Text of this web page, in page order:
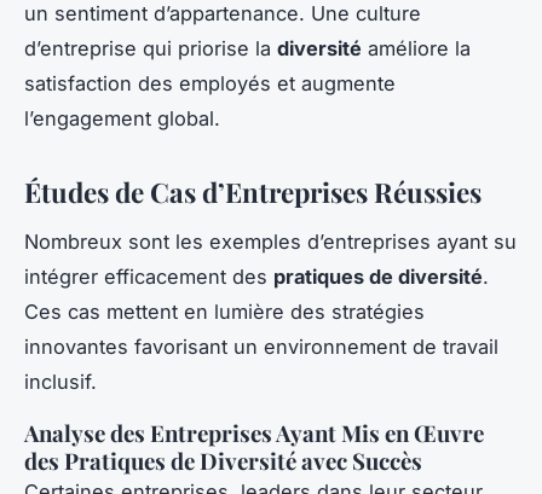
un sentiment d’appartenance. Une culture
d’entreprise qui priorise la diversité améliore la
satisfaction des employés et augmente
l’engagement global.
Études de Cas d’Entreprises Réussies
Nombreux sont les exemples d’entreprises ayant su
intégrer efficacement des pratiques de diversité.
Ces cas mettent en lumière des stratégies
innovantes favorisant un environnement de travail
inclusif.
Analyse des Entreprises Ayant Mis en Œuvre
des Pratiques de Diversité avec Succès